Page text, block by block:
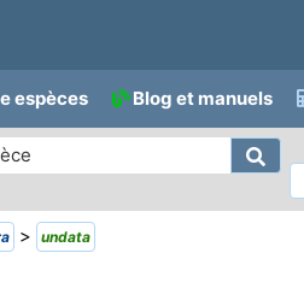
espèces Blog et manuels
> undata